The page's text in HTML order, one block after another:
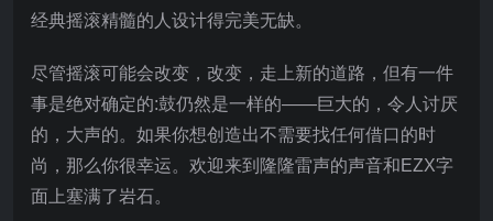
经典摇滚精髓的人设计得完美无缺。
尽管摇滚可能会改变，改变，走上新的道路，但有一件
事是绝对确定的:鼓仍然是一样的——巨大的，令人讨厌
的，大声的。如果你想创造出不需要找任何借口的时
尚，那么你很幸运。欢迎来到隆隆雷声的声音和EZX字
面上塞满了岩石。